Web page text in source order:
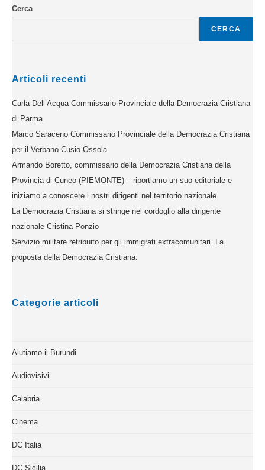
Cerca
CERCA
Articoli recenti
Carla Dell’Acqua Commissario Provinciale della Democrazia Cristiana
di Parma
Marco Saraceno Commissario Provinciale della Democrazia Cristiana
per il Verbano Cusio Ossola
Armando Boretto, commissario della Democrazia Cristiana della
Provincia di Cuneo (PIEMONTE) – riportiamo un suo editoriale e
iniziamo a conoscere i nostri dirigenti nel territorio nazionale
La Democrazia Cristiana si stringe nel cordoglio alla dirigente
nazionale Cristina Ponzio
Servizio militare retribuito per gli immigrati extracomunitari. La
proposta della Democrazia Cristiana.
Categorie articoli
Aiutiamo il Burundi
Audiovisivi
Calabria
Cinema
DC Italia
DC Sicilia